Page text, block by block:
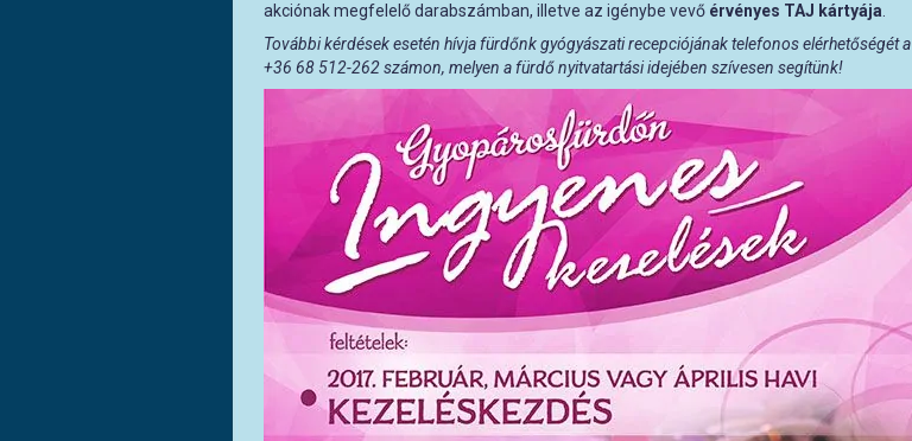
akciónak megfelelő darabszámban, illetve az igénybe vevő érvényes TAJ kártyája
További kérdések esetén hívja fürdőnk gyógyászati recepciójának telefonos elérhetőségét a
+36 68 512-262 számon, melyen a fürdő nyitvatartási idejében szívesen segítünk!